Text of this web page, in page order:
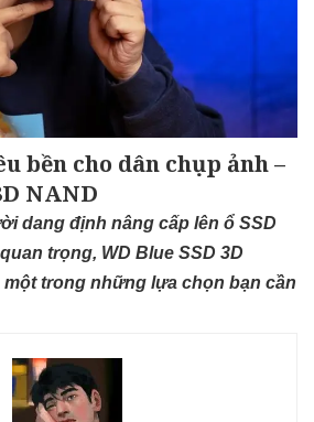
bền cho dân chụp ảnh –
NAND
dang định nâng cấp lên ổ SSD
trọng, WD Blue SSD 3D
một trong những lựa chọn bạn cần